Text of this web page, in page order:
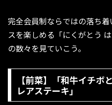
完全会員制ならではの落ち
スを楽しめる「にくがとう
の数々を見ていこう。
【前菜】「和牛イチボ
レアステーキ」